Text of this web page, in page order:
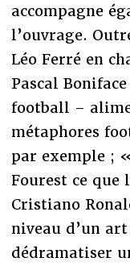
accompagne
l’ouvrage.
Léo Ferré en
Pascal
football –
métaphores
par exemple ;
Fourest ce que
Cristiano
niveau d’un
dédramatiser